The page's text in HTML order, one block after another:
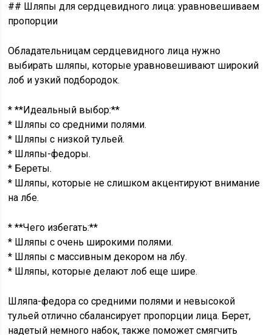
## Шляпы для сердцевидного лица: уравновешиваем
пропорции
Обладательницам сердцевидного лица нужно
выбирать шляпы, которые уравновешивают широкий
лоб и узкий подбородок.
* **Идеальный выбор:**
* Шляпы со средними полями.
* Шляпы с низкой тульей.
* Шляпы-федоры.
* Береты.
* Шляпы, которые не слишком акцентируют внимание
на лбе.
* **Чего избегать:**
* Шляпы с очень широкими полями.
* Шляпы с массивным декором на лбу.
* Шляпы, которые делают лоб еще шире.
Шляпа-федора со средними полями и невысокой
тульей отлично сбалансирует пропорции лица. Берет,
надетый немного набок, также поможет смягчить